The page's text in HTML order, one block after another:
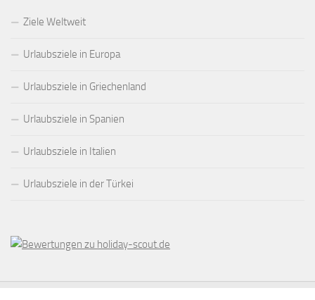
Ziele Weltweit
Urlaubsziele in Europa
Urlaubsziele in Griechenland
Urlaubsziele in Spanien
Urlaubsziele in Italien
Urlaubsziele in der Türkei